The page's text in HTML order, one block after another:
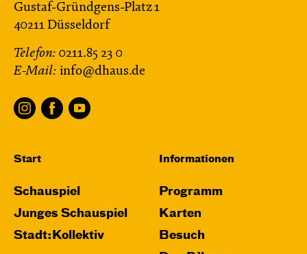
Gustaf-Gründgens-Platz 1
40211 Düsseldorf
Telefon: 0211.85 23 0
E-Mail: info@dhaus.de
Start
Schauspiel
Junges Schauspiel
Stadt:Kollektiv
Informationen
Programm
Karten
Besuch